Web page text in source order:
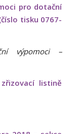
pro dotační
tisku 0767-
výpomoci –
listině